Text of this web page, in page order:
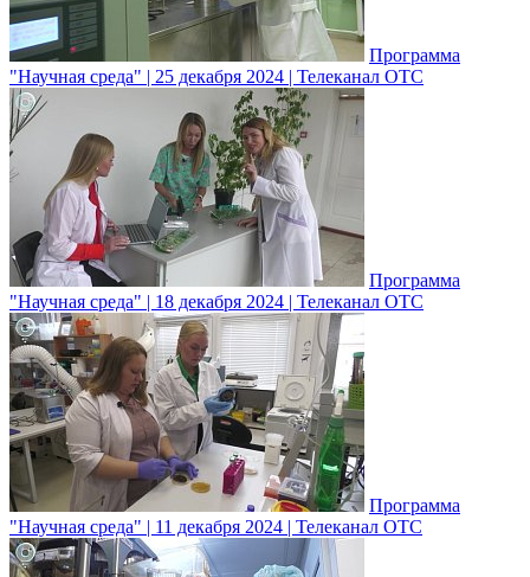
Программа
"Научная среда" | 25 декабря 2024 | Телеканал ОТС
Программа
"Научная среда" | 18 декабря 2024 | Телеканал ОТС
Программа
"Научная среда" | 11 декабря 2024 | Телеканал ОТС